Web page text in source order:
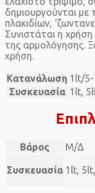
δημιουργούνται
πλακιδίων,
Συνιστάται η
της αρμολόγησης.
χρήση.
Κατανάλωση 1lt/5-
Συσκευασία 1lt,
Βάρος Μ/Δ
Συσκευασία 1lt,